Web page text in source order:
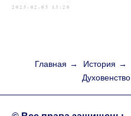
2025-02-05 13:20
Главная → История →
Духовенство